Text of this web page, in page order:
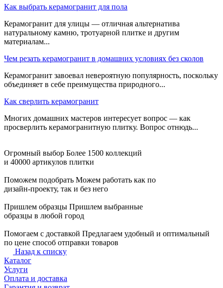
Как выбрать керамогранит для пола
Керамогранит для улицы — отличная альтернатива
натуральному камню, тротуарной плитке и другим
материалам...
Чем резать керамогранит в домашних условиях без сколов
Керамогранит завоевал невероятную популярность, поскольку
объединяет в себе преимущества природного...
Как сверлить керамогранит
Многих домашних мастеров интересует вопрос — как
просверлить керамогранитную плитку. Вопрос отнюдь...
Огромный выбор Более 1500 коллекций
и 40000 артикулов плитки
Поможем подобрать Можем работать как по
дизайн-проекту, так и без него
Пришлем образцы Пришлем выбранные
образцы в любой город
Помогаем с доставкой Предлагаем удобный и оптимальный
по цене способ отправки товаров
Назад к списку
Каталог
Услуги
Оплата и доставка